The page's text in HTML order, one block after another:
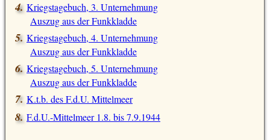
Kriegstagebuch, 3. Unternehmung
Auszug aus der Funkkladde
Kriegstagebuch, 4. Unternehmung
Auszug aus der Funkkladde
Kriegstagebuch, 5. Unternehmung
Auszug aus der Funkkladde
K.t.b. des F.d.U. Mittelmeer
F.d.U.-Mittelmeer 1.8. bis 7.9.1944